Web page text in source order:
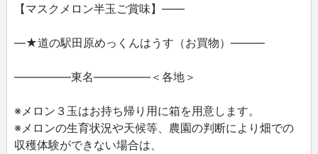
【マスクメロン半玉ご賞味】――
―★道の駅田原めっくんはうす（お買物）―――
―――――東名―――――＜各地＞
※メロン３玉はお持ち帰り用に箱を用意します。
※メロンの生育状況や天候等、農園の判断により畑での
収穫体験ができない場合は、